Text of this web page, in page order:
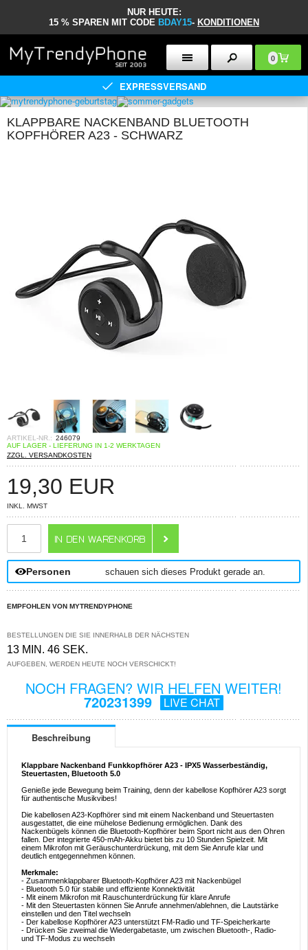
NUR HEUTE:
15 % SPAREN MIT CODE BDAY15- KONDITIONEN
0
EXPRESSVERSAND
KLAPPBARE NACKENBAND BLUETOOTH
KOPFHÖRER A23 - SCHWARZ
ARTIKEL-NR.: 246079
AUF LAGER - LIEFERUNG IN 1-2 WERKTAGEN
ZZGL. VERSANDKOSTEN
19,30 EUR
INKL. MWST
Personen schauen sich dieses Produkt gerade an.
EMPFOHLEN VON MYTRENDYPHONE
BESTELLUNGEN DIE SIE INNERHALB DER NÄCHSTEN
13 MIN. 46 SEK.
AUFGEBEN, WERDEN HEUTE NOCH VERSCHICKT!
NOCH FRAGEN? WIR HELFEN WEITER!
720231399 LIVE CHAT
Beschreibung
Klappbare Nackenband Funkkopfhörer A23 - IPX5 Wasserbeständig,
Steuertasten, Bluetooth 5.0
Genieße jede Bewegung beim Training, denn der kabellose Kopfhörer A23 sorgt
für authentische Musikvibes!
Die kabellosen A23-Kopfhörer sind mit einem Nackenband und Steuertasten
ausgestattet, die eine mühelose Bedienung ermöglichen. Dank des
Nackenbügels können die Bluetooth-Kopfhörer beim Sport nicht aus den Ohren
fallen. Der integrierte 450-mAh-Akku bietet bis zu 10 Stunden Spielzeit. Mit
einem Mikrofon mit Geräuschunterdrückung, mit dem Sie Anrufe klar und
deutlich entgegennehmen können.
Merkmale:
- Zusammenklappbarer Bluetooth-Kopfhörer A23 mit Nackenbügel
- Bluetooth 5.0 für stabile und effiziente Konnektivität
- Mit einem Mikrofon mit Rauschunterdrückung für klare Anrufe
- Mit den Steuertasten können Sie Anrufe annehmen/ablehnen, die Lautstärke
einstellen und den Titel wechseln
- Der kabellose Kopfhörer A23 unterstützt FM-Radio und TF-Speicherkarte
- Drücken Sie zweimal die Wiedergabetaste, um zwischen Bluetooth-, Radio-
und TF-Modus zu wechseln